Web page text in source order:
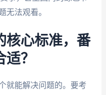
无法观看。
核心标准，番
？
就能解决问题的。要考